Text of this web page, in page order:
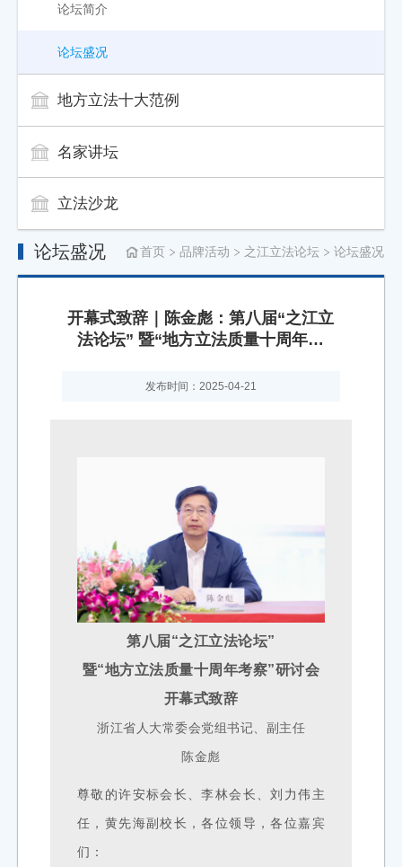
论坛简介
论坛盛况
地方立法十大范例
名家讲坛
立法沙龙
论坛盛况 首页 品牌活动 之江立法论坛 论坛盛况
开幕式致辞｜陈金彪：第八届“之江立
法论坛” 暨“地方立法质量十周年考
发布时间：2025-04-21
第八届“之江立法论坛”
暨“地方立法质量十周年考察”研讨会
开幕式致辞
浙江省人大常委会党组书记、副主任
陈金彪
尊敬的许安标会长、李林会长、刘力伟主
任，黄先海副校长，各位领导，各位嘉宾
们：